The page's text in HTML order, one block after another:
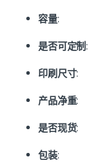
容量:
是否可定制:
印刷尺寸:
产品净重:
是否现货:
包装: